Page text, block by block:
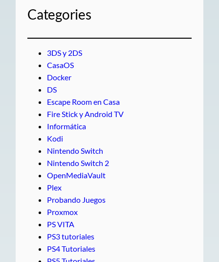
Categories
3DS y 2DS
CasaOS
Docker
DS
Escape Room en Casa
Fire Stick y Android TV
Informática
Kodi
Nintendo Switch
Nintendo Switch 2
OpenMediaVault
Plex
Probando Juegos
Proxmox
PS VITA
PS3 tutoriales
PS4 Tutoriales